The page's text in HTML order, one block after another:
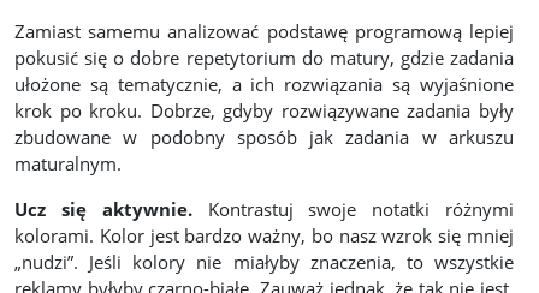
Zamiast samemu analizować podstawę programową lepiej
pokusić się o dobre repetytorium do matury, gdzie zadania
ułożone są tematycznie, a ich rozwiązania są wyjaśnione
krok po kroku. Dobrze, gdyby rozwiązywane zadania były
zbudowane w podobny sposób jak zadania w arkuszu
maturalnym.
Ucz się aktywnie.Kontrastuj swoje notatki różnymi
kolorami. Kolor jest bardzo ważny, bo nasz wzrok się mniej
„nudzi”. Jeśli kolory nie miałyby znaczenia, to wszystkie